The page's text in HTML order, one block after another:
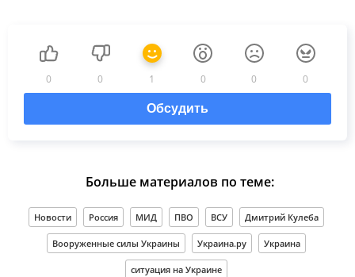
0 0 1 0 0 0
Обсудить
Больше материалов по теме:
Новости Россия МИД ПВО ВСУ Дмитрий Кулеба
Вооруженные силы Украины Украина.ру Украина
ситуация на Украине